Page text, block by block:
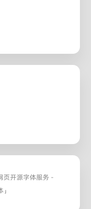
页开源字体服务 -